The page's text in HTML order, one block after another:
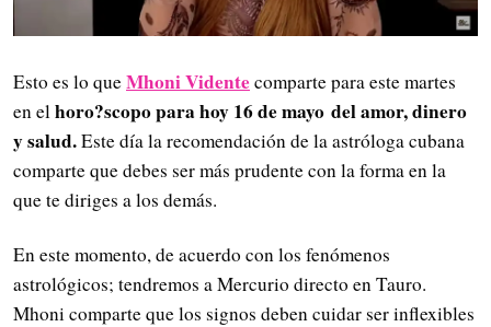
Esto es lo queMhoni Videntecomparte para este martes
en el horo?scopo para hoy 16 de mayo del amor, dinero
y salud.Este día la recomendación de la astróloga cubana
comparte que debes ser más prudente con la forma en la
que te diriges a los demás.
En este momento, de acuerdo con los fenómenos
astrológicos; tendremos a Mercurio directo en Tauro.
Mhoni comparte que los signos deben cuidar ser inflexibles